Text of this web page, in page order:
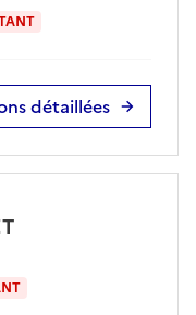
détaillées